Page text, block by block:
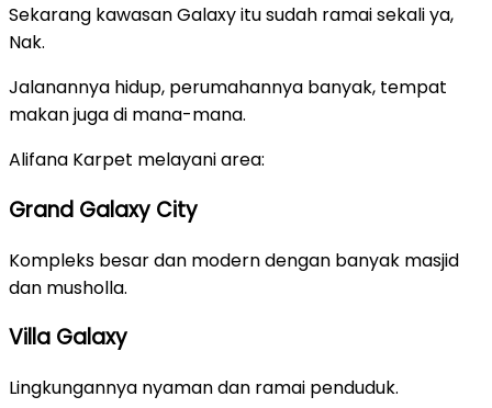
Sekarang kawasan Galaxy itu sudah ramai sekali ya,
Nak.
Jalanannya hidup, perumahannya banyak, tempat
makan juga di mana-mana.
Alifana Karpet melayani area:
Grand Galaxy City
Kompleks besar dan modern dengan banyak masjid
dan musholla.
Villa Galaxy
Lingkungannya nyaman dan ramai penduduk.